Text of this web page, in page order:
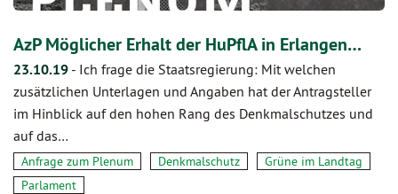
AzP Möglicher Erhalt der HuPflA in Erlangen…
23.10.19 - Ich frage die Staatsregierung: Mit welchen
zusätzlichen Unterlagen und Angaben hat der Antragsteller
im Hinblick auf den hohen Rang des Denkmalschutzes und
auf das…
Anfrage zum Plenum Denkmalschutz
Grüne im Landtag
Parlament